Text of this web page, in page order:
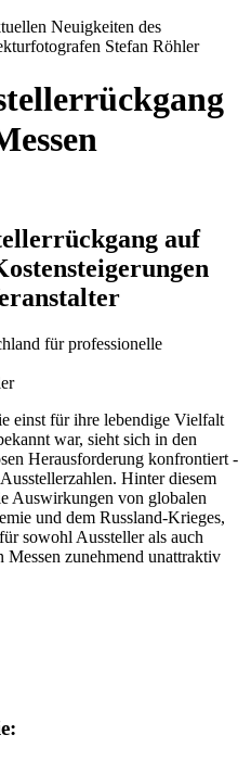
auf
einst für ihre lebendige Vielfalt
war, sieht sich in den
Herausforderung konfrontiert -
Hinter diesem
Auswirkungen von globalen
und dem Russland-Krieges,
sowohl Aussteller als auch
Messen zunehmend unattraktiv